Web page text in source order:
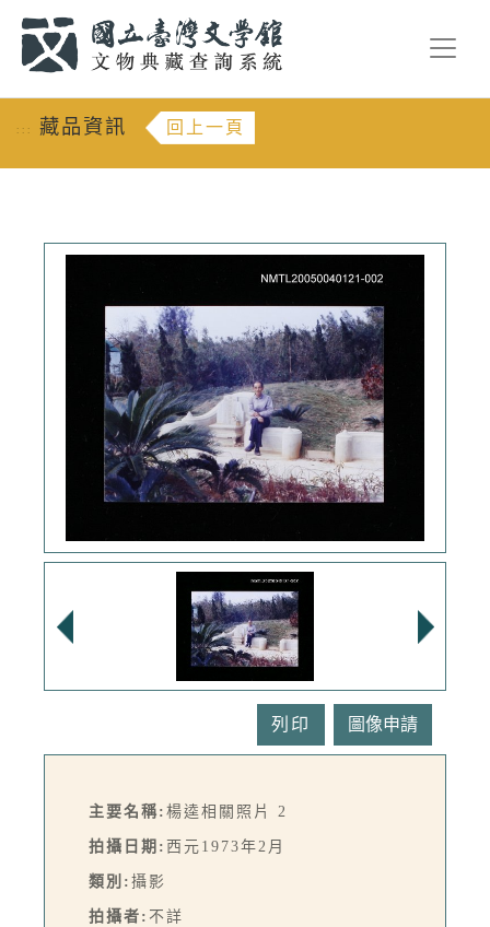
::: 藏品資訊 回上一頁
列印
主要名稱: 楊逵相關照片 2
拍攝日期: 西元1973年2月
類別: 攝影
拍攝者: 不詳